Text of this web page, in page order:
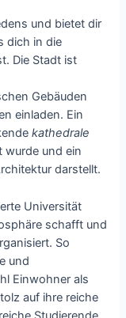
und bietet dir
dich in die
Die Stadt ist
Gebäuden
einladen. Ein
kathedrale
wurde und ein
darstellt.
Universität
schafft und
So
und
Einwohner als
auf ihre reiche